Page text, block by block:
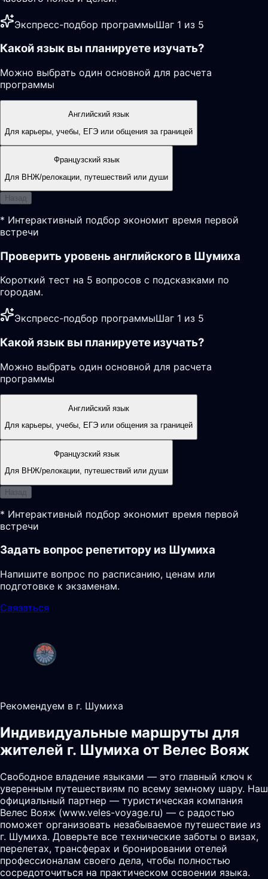
Экспресс-подбор программыШаг 1 из 5
Какой язык вы планируете изучать?
Можно выбрать один основной для расчета
программы
Английский язык
Для карьеры, учебы, ЕГЭ или общения за границей
Французский язык
Для ВНЖ/релокации, путешествий или души
Назад
* Интерактивный подбор экономит время первой
встречи
Проверить уровень английского в Шумиха
Короткий тест на 5 вопросов с подсказками по
городам.
Экспресс-подбор программыШаг 1 из 5
Какой язык вы планируете изучать?
Можно выбрать один основной для расчета
программы
Английский язык
Для карьеры, учебы, ЕГЭ или общения за границей
Французский язык
Для ВНЖ/релокации, путешествий или души
Назад
* Интерактивный подбор экономит время первой
встречи
Задать вопрос репетитору из Шумиха
Напишите вопрос по расписанию, ценам или
подготовке к экзаменам.
Связаться
Рекомендуем в г. Шумиха
Индивидуальные маршруты для
жителей г. Шумиха от Велес Вояж
Свободное владение языками — это главный ключ к
уверенным путешествиям по всему земному шару. Наш
официальный партнер — туристическая компания
Велес Вояж (www.veles-voyage.ru) — с радостью
поможет организовать незабываемое путешествие из
г. Шумиха. Доверьте все технические заботы о визах,
перелетах, трансферах и бронировании отелей
профессионалам своего дела, чтобы полностью
сосредоточиться на практическом освоении языка.